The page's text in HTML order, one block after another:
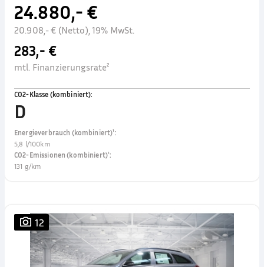
24.880,- €
20.908,- € (Netto), 19% MwSt.
283,- €
mtl. Finanzierungsrate²
CO2-Klasse (kombiniert):
D
Energieverbrauch (kombiniert)¹:
5,8 l/100km
CO2-Emissionen (kombiniert)¹:
131 g/km
12